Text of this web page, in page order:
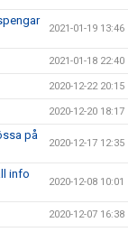
2021-01-19 13:46
2021-01-18 22:40
2020-12-22 20:15
2020-12-20 18:17
på
2020-12-17 12:35
info
2020-12-08 10:01
2020-12-07 16:38